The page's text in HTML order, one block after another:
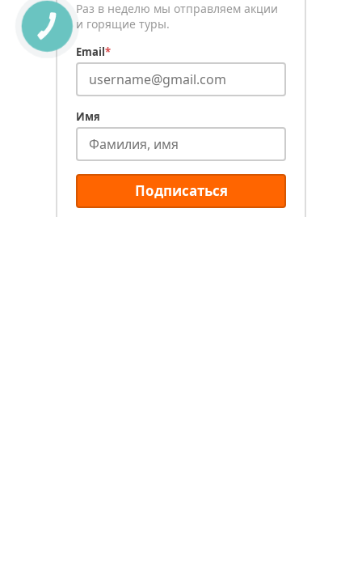
Раз в неделю мы отправляем акции
и горящие туры.
Email*
Имя
Подписаться
КНОПКА
СВЯЗИ